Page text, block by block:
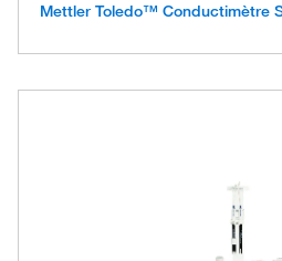
Mettler Toledo™ Conductimètre